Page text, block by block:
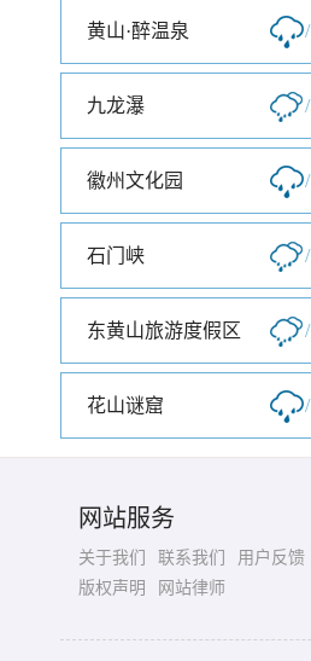
黄山·醉温泉 /
九龙瀑 /
徽州文化园 /
石门峡 /
东黄山旅游度假区 /
花山谜窟 /
网站服务
关于我们 联系我们
用户反馈
版权声明
网站律师